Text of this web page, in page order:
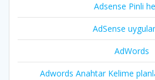
Adsense Pinli
AdSense
AdWords
Adwords Anahtar Kelime